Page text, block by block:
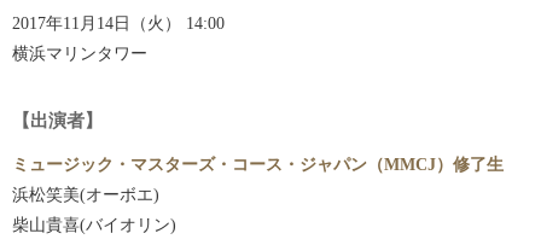
2017年11月14日（火） 14:00
横浜マリンタワー
【出演者】
ミュージック・マスターズ・コース・ジャパン（MMCJ）修了生
浜松笑美(オーボエ)
柴山貴喜(バイオリン)